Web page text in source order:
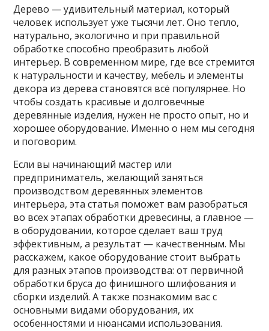
Дерево — удивительный материал, который
человек использует уже тысячи лет. Оно тепло,
натурально, экологично и при правильной
обработке способно преобразить любой
интерьер. В современном мире, где все стремится
к натуральности и качеству, мебель и элементы
декора из дерева становятся всё популярнее. Но
чтобы создать красивые и долговечные
деревянные изделия, нужен не просто опыт, но и
хорошее оборудование. Именно о нем мы сегодня
и поговорим.
Если вы начинающий мастер или
предприниматель, желающий заняться
производством деревянных элементов
интерьера, эта статья поможет вам разобраться
во всех этапах обработки древесины, а главное —
в оборудовании, которое сделает ваш труд
эффективным, а результат — качественным. Мы
расскажем, какое оборудование стоит выбрать
для разных этапов производства: от первичной
обработки бруса до финишного шлифования и
сборки изделий. А также познакомим вас с
основными видами оборудования, их
особенностями и нюансами использования.